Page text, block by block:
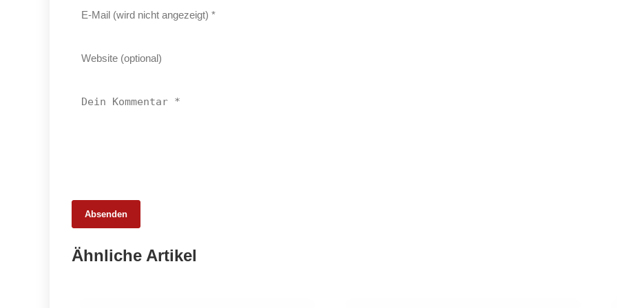
Absenden
Ähnliche Artikel
16. Juli 2026
Amstler gegen den Branchentrend